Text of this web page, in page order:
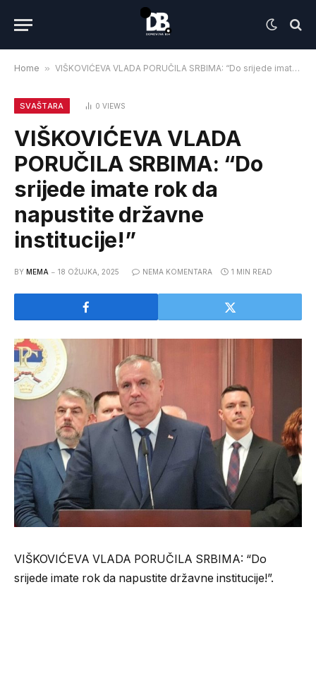
Home » VIŠKOVIĆEVA VLADA PORUČILA SRBIMA: “Do srijede imate rok da napustite državne institucije!”
SVAŠTARA 0 VIEWS
VIŠKOVIĆEVA VLADA
PORUČILA SRBIMA: “Do
srijede imate rok da
napustite državne
institucije!”
BY MEMA 18 OŽUJKA, 2025 NEMA KOMENTARA 1 MIN READ
VIŠKOVIĆEVA VLADA PORUČILA SRBIMA: “Do
srijede imate rok da napustite državne institucije!”.